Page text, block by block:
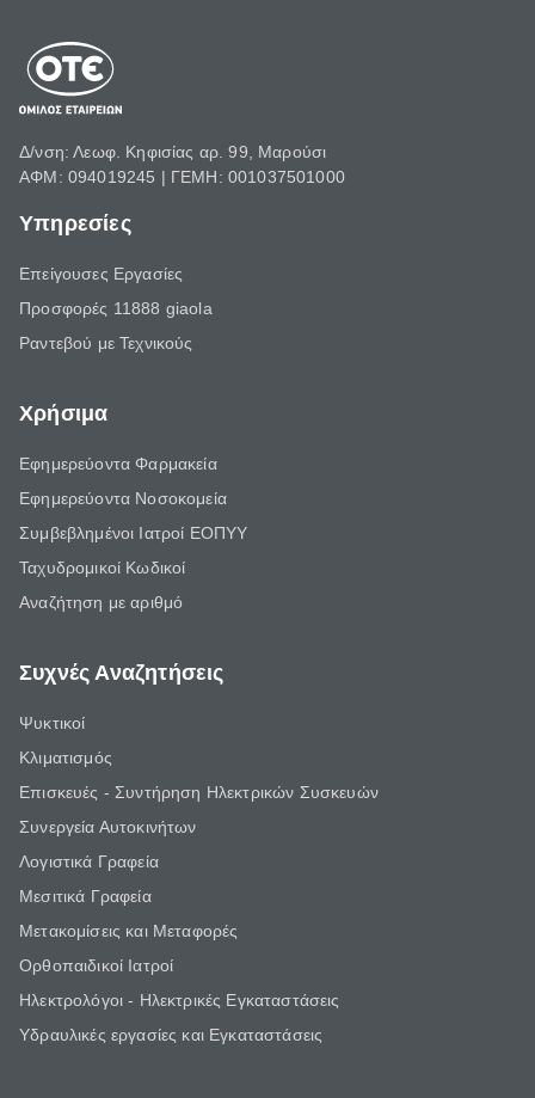
Δ/νση: Λεωφ. Κηφισίας αρ. 99, Μαρούσι
ΑΦΜ: 094019245 | ΓΕΜΗ: 001037501000
Υπηρεσίες
Επείγουσες Εργασίες
Προσφορές 11888 giaola
Ραντεβού με Τεχνικούς
Χρήσιμα
Εφημερεύοντα Φαρμακεία
Εφημερεύοντα Νοσοκομεία
Συμβεβλημένοι Ιατροί ΕΟΠΥΥ
Ταχυδρομικοί Κωδικοί
Αναζήτηση με αριθμό
Συχνές Αναζητήσεις
Ψυκτικοί
Κλιματισμός
Επισκευές - Συντήρηση Ηλεκτρικών Συσκευών
Συνεργεία Αυτοκινήτων
Λογιστικά Γραφεία
Μεσιτικά Γραφεία
Μετακομίσεις και Μεταφορές
Ορθοπαιδικοί Ιατροί
Ηλεκτρολόγοι - Ηλεκτρικές Εγκαταστάσεις
Υδραυλικές εργασίες και Εγκαταστάσεις